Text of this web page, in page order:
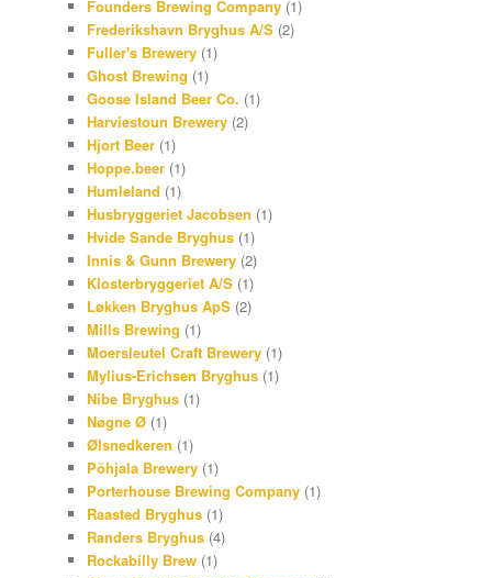
Founders Brewing Company (1)
Frederikshavn Bryghus A/S (2)
Fuller's Brewery (1)
Ghost Brewing (1)
Goose Island Beer Co. (1)
Harviestoun Brewery (2)
Hjort Beer (1)
Hoppe.beer (1)
Humleland (1)
Husbryggeriet Jacobsen (1)
Hvide Sande Bryghus (1)
Innis & Gunn Brewery (2)
Klosterbryggeriet A/S (1)
Løkken Bryghus ApS (2)
Mills Brewing (1)
Moersleutel Craft Brewery (1)
Mylius-Erichsen Bryghus (1)
Nibe Bryghus (1)
Nøgne Ø (1)
Ølsnedkeren (1)
Põhjala Brewery (1)
Porterhouse Brewing Company (1)
Raasted Bryghus (1)
Randers Bryghus (4)
Rockabilly Brew (1)